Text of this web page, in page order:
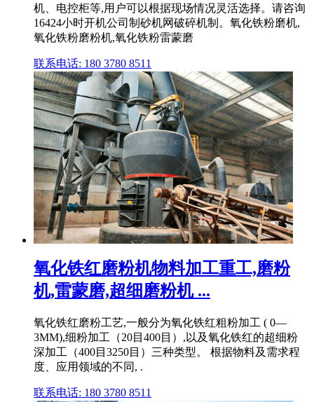
机、电控柜等,用户可以根据现场情况灵活选择。请咨询
16424小时开机公司制砂机网破碎机制。氧化铁粉磨机,
氧化铁粉磨粉机,氧化铁粉雷蒙磨
联系电话: 180 3780 8511
氧化铁红磨粉机物料加工重工,磨粉
机,雷蒙磨,超细磨粉机 ...
氧化铁红磨粉工艺,一般分为氧化铁红粗粉加工 ( 0—
3MM),细粉加工（20目400目）,以及氧化铁红的超细粉
深加工（400目3250目）三种类型。 根据物料及需求程
度、应用领域的不同, .
联系电话: 180 3780 8511